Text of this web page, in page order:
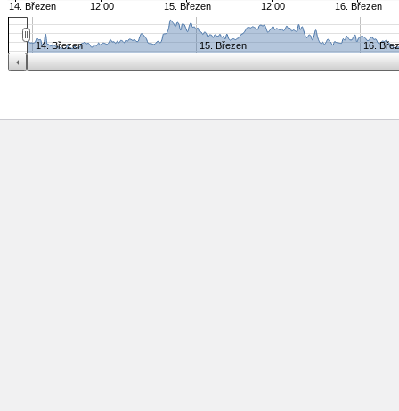
14. Březen 12:00 15. Březen 12:00 16. Březen
14. Březen 15. Březen 16.